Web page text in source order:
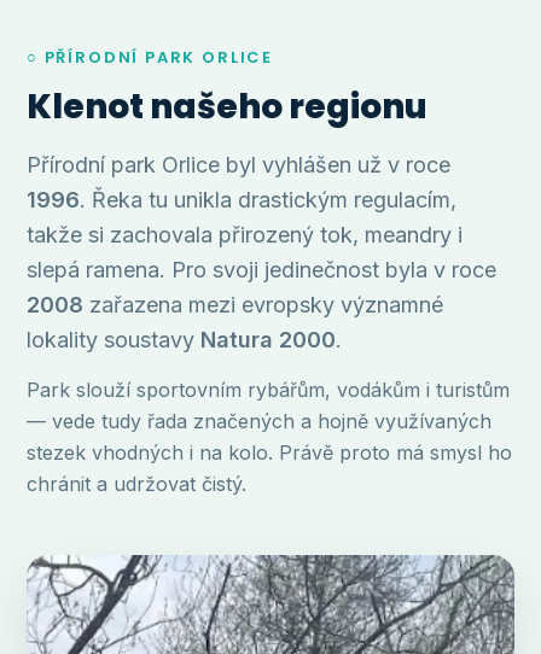
○ PŘÍRODNÍ PARK ORLICE
Klenot našeho regionu
Přírodní park Orlice byl vyhlášen už v roce
1996. Řeka tu unikla drastickým regulacím,
takže si zachovala přirozený tok, meandry i
slepá ramena. Pro svoji jedinečnost byla v roce
2008 zařazena mezi evropsky významné
lokality soustavy Natura 2000.
Park slouží sportovním rybářům, vodákům i turistům
— vede tudy řada značených a hojně využívaných
stezek vhodných i na kolo. Právě proto má smysl ho
chránit a udržovat čistý.